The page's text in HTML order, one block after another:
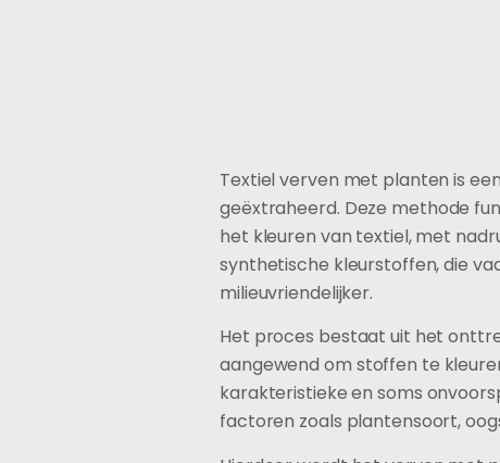
Textiel verven met planten is
geëxtraheerd. Deze methode
het kleuren van textiel, met
synthetische kleurstoffen, die
milieuvriendelijker.
Het proces bestaat uit het
aangewend om stoffen te
karakteristieke en soms
factoren zoals plantensoort,